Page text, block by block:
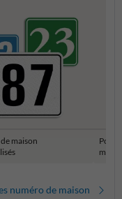
maison
numéro de maison